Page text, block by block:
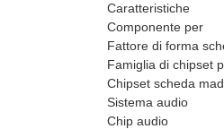
Caratteristiche
Componente per
Fattore di forma
Famiglia di chipset
Chipset scheda
Sistema audio
Chip audio